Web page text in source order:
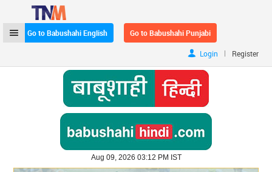
Go to Babushahi English Go to Babushahi Punjabi
Login | Register
Aug 09, 2026 03:12 PM IST